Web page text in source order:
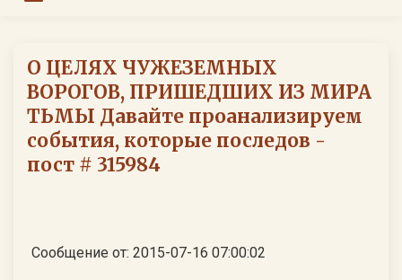
О ЦЕЛЯХ ЧУЖЕЗЕМНЫХ
ВОРОГОВ, ПРИШЕДШИХ ИЗ МИРА
ТЬМЫ Давайте проанализируем
события, которые последов -
пост # 315984
Сообщение от: 2015-07-16 07:00:02